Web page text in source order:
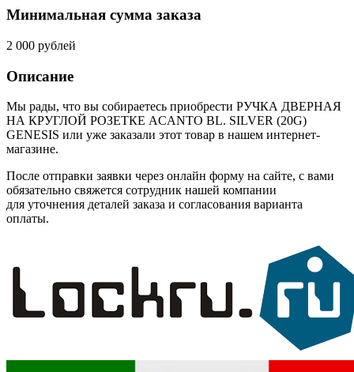
Минимальная сумма заказа
2 000 рублей
Описание
Мы рады, что вы собираетесь приобрести РУЧКА ДВЕРНАЯ
НА КРУГЛОЙ РОЗЕТКЕ ACANTO BL. SILVER (20G)
GENESIS или уже заказали этот товар в нашем интернет-
магазине.
После отправки заявки через онлайн форму на сайте, с вами
обязательно свяжется сотрудник нашей компании
для уточнения деталей заказа и согласования варианта
оплаты.